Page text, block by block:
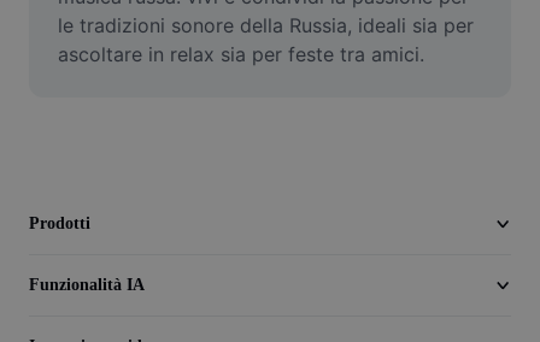
Taglia video
Aggiungi sottotitoli al video
le tradizioni sonore della Russia, ideali sia per
ascoltare in relax sia per feste tra amici.
Prodotti
Funzionalità IA